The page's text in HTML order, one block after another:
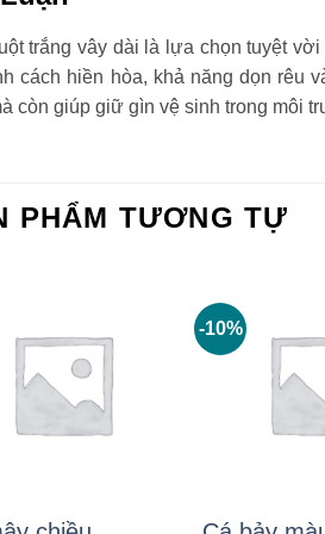
trắng vây dài là lựa chọn tuyệt
cách hiền hòa, khả năng dọn rêu
còn giúp giữ gìn vệ sinh trong môi
PHẨM TƯƠNG TỰ
-10%